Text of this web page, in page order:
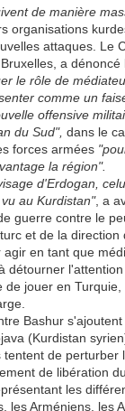
de manière
organisations
attaques. Le
a
le rôle de
comme un
offensive
du Sud", dans le
forces armées
la région".
d'Erdogan,
au Kurdistan", a
guerre contre le
et de la direction
en tant que
détourner
de jouer en
Bashur
(Kurdistan
tentent de perturber
de libération
les
les Arméniens, les